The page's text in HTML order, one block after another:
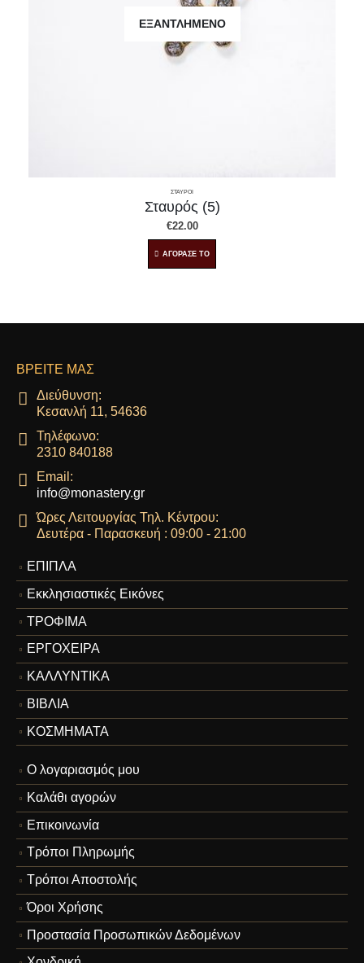
ΕΞΑΝΤΛΗΜΈΝΟ
ΣΤΑΥΡΟΙ
Σταυρός (5)
€22.00
ΑΓΟΡΑΣΕ ΤΟ
ΒΡΕΊΤΕ ΜΑΣ
Διεύθυνση:
Κεσανλή 11, 54636
Τηλέφωνο:
2310 840188
Email:
info@monastery.gr
Ώρες Λειτουργίας Τηλ. Κέντρου:
Δευτέρα - Παρασκευή : 09:00 - 21:00
ΕΠΙΠΛΑ
Εκκλησιαστικές Εικόνες
ΤΡΟΦΙΜΑ
ΕΡΓΟΧΕΙΡΑ
ΚΑΛΛΥΝΤΙΚΑ
ΒΙΒΛΙΑ
ΚΟΣΜΗΜΑΤΑ
Ο λογαριασμός μου
Καλάθι αγορών
Επικοινωνία
Τρόποι Πληρωμής
Τρόποι Αποστολής
Όροι Χρήσης
Προστασία Προσωπικών Δεδομένων